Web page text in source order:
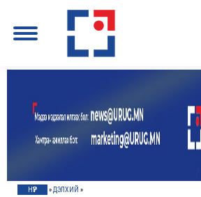
НҮҮР »ДЭЛХИЙ »